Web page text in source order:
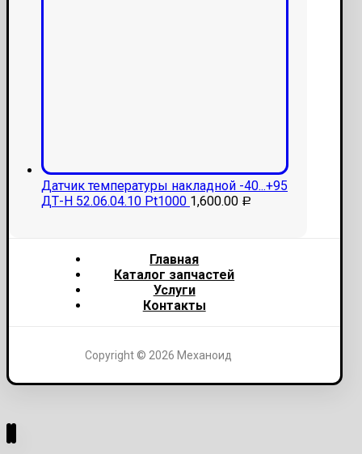
Датчик температуры накладной -40...+95
ДТ-Н 52.06.04.10 Pt1000 1,600.00 Р
Главная
Каталог запчастей
Услуги
Контакты
Copyright © 2026 Механоид